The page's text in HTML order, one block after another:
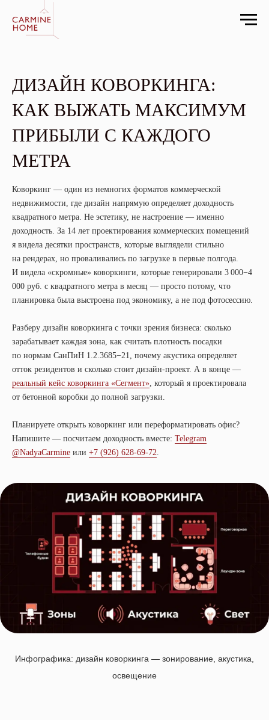
ДИЗАЙН КОВОРКИНГА:
КАК ВЫЖАТЬ МАКСИМУМ
ПРИБЫЛИ С КАЖДОГО
МЕТРА
Коворкинг — один из немногих форматов коммерческой
недвижимости, где дизайн напрямую определяет доходность
квадратного метра. Не эстетику, не настроение — именно
доходность. За 14 лет проектирования коммерческих помещений
я видела десятки пространств, которые выглядели стильно
на рендерах, но проваливались по загрузке в первые полгода.
И видела «скромные» коворкинги, которые генерировали 3 000−4
000 руб. с квадратного метра в месяц — просто потому, что
планировка была выстроена под экономику, а не под фотосессию.
Разберу дизайн коворкинга с точки зрения бизнеса: сколько
зарабатывает каждая зона, как считать плотность посадки
по нормам СанПиН 1.2.3685−21, почему акустика определяет
отток резидентов и сколько стоит дизайн-проект. А в конце —
реальный кейс коворкинга «Сегмент», который я проектировала
от бетонной коробки до полной загрузки.
Планируете открыть коворкинг или переформатировать офис?
Напишите — посчитаем доходность вместе: Telegram
@NadyaCarmine или +7 (926) 628-69-72.
Инфографика: дизайн коворкинга — зонирование, акустика,
освещение